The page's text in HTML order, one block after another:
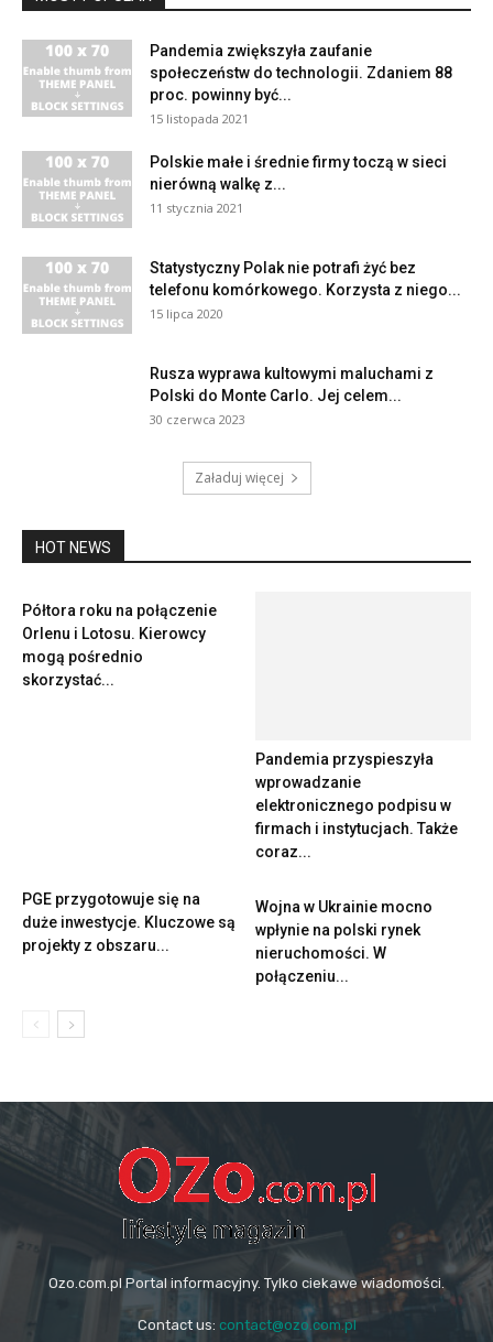
Pandemia zwiększyła zaufanie
społeczeństw do technologii. Zdaniem 88
proc. powinny być...
15 listopada 2021
Polskie małe i średnie firmy toczą w sieci
nierówną walkę z...
11 stycznia 2021
Statystyczny Polak nie potrafi żyć bez
telefonu komórkowego. Korzysta z niego...
15 lipca 2020
Rusza wyprawa kultowymi maluchami z
Polski do Monte Carlo. Jej celem...
30 czerwca 2023
Załaduj więcej
HOT NEWS
Półtora roku na połączenie
Orlenu i Lotosu. Kierowcy
mogą pośrednio
skorzystać...
Wojna w Ukrainie mocno
wpłynie na polski rynek
nieruchomości. W
połączeniu...
Ozo.com.pl Portal informacyjny. Tylko ciekawe wiadomości.
Contact us: contact@ozo.com.pl
© Copyright - Ozo.com.pl